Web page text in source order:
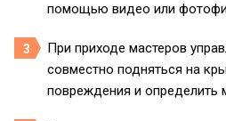
помощью видео или
При приходе мастеров
совместно подняться на
повреждения и определить